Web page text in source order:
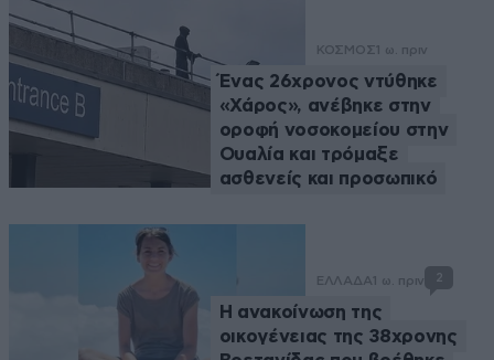
ΚΟΣΜΟΣ 1 ω. πριν
Ένας 26χρονος ντύθηκε
«Χάρος», ανέβηκε στην
οροφή νοσοκομείου στην
Ουαλία και τρόμαξε
ασθενείς και προσωπικό
ΕΛΛΑΔΑ 1 ω. πριν 2
Η ανακοίνωση της
οικογένειας της 38χρονης